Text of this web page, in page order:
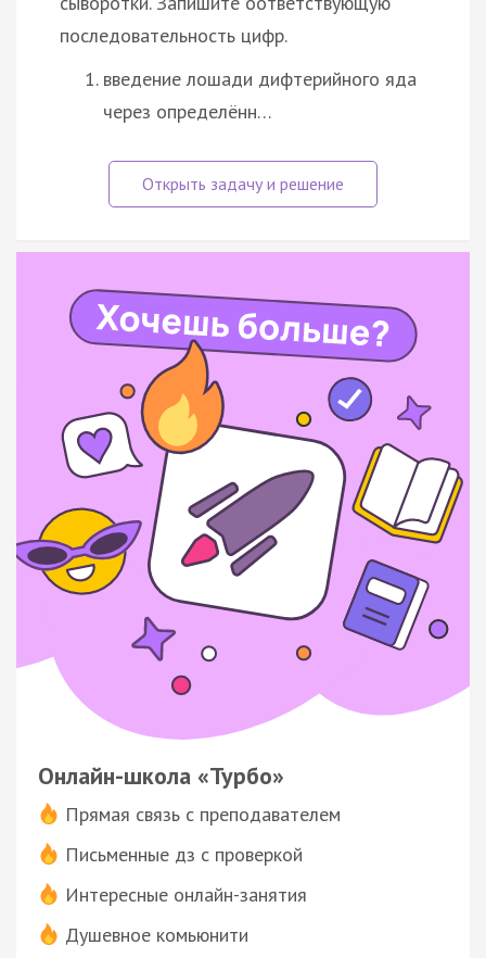
последовательность цифр.
введение лошади дифтерийного яда
через определённ…
Онлайн-школа «Турбо»
Прямая связь с преподавателем
Письменные дз с проверкой
Интересные онлайн-занятия
Душевное комьюнити